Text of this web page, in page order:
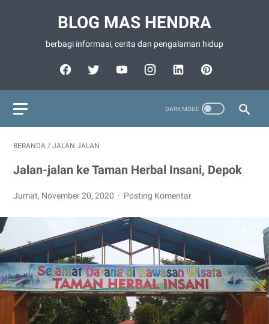
BLOG MAS HENDRA
berbagi informasi, cerita dan pengalaman hidup
BERANDA / JALAN JALAN
Jalan-jalan ke Taman Herbal Insani, Depok
Jumat, November 20, 2020 Posting Komentar